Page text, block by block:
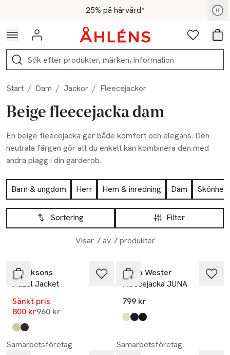
Hoppa till navigationsmenyn25% på hårvård*
För medlemmar - Shoppa nu
Logga in Favoriter
Sök
Start / Dam / Jackor / Fleecejackor
Beige fleecejacka dam
En beige fleecejacka ger både komfort och elegans. Den
neutrala färgen gör att du enkelt kan kombinera den med
andra plagg i din garderob.
Hoppa till produktsidan
Barn & ungdom Herr Hem & inredning Dam
Skönhet
Hoppa till produktsidan
Filter
Sortering
Visar 7 av 7 produkter
Lista över produkter
Didriksons
Hazel Jacket
Sänkt pris
800 krLägsta pris 30 dagar
960 kr
Produkten finns i färgerna:
Clay Beige
Black
Carin Wester
Fleecejacka JUNA
799 kr
Produkten finns i färgerna:
Moonbeam
Navy,
Black,
Samarbetsföretag
Samarbetsföretag